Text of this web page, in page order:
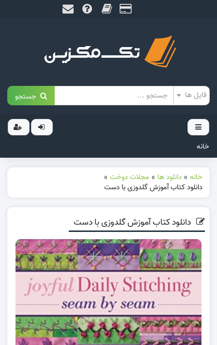
جستجو
خانه
خانه » دانلود ها » مجلات دوخت »
دانلود کتاب آموزش گلدوزی با دست
دانلود کتاب آموزش گلدوزی با دست